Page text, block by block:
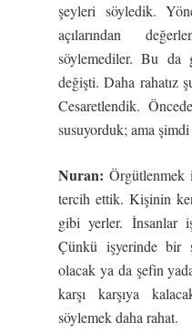
şeyleri söyledik.
açılarından
söylemediler. Bu
değişti. Daha rahatız
Cesaretlendik.
susuyorduk; ama
Nuran:Örgütlenmek
tercih ettik. Kişinin
gibi yerler. İnsanlar
Çünkü işyerinde bir
olacak ya da şefin
karşı karşıya
söylemek daha rahat.